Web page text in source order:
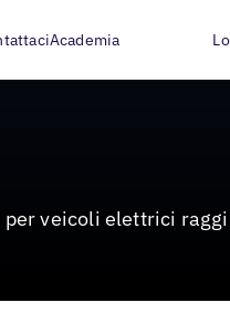
Academia
EV arrivano in ricerca e
veicoli elettrici